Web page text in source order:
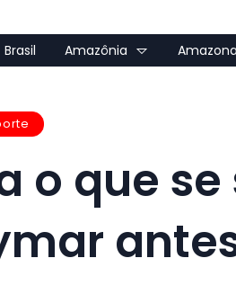
Brasil Amazônia
o que